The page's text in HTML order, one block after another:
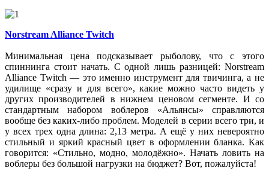
Norstream Alliance Twitch
Минимальная цена подсказывает рыболову, что с этого
спиннинга стоит начать. С одной лишь разницей: Norstream
Alliance Twitch — это именно инструмент для твичинга, а не
удилище «сразу и для всего», какие можно часто видеть у
других производителей в нижнем ценовом сегменте. И со
стандартным набором воблеров «Альянсы» справляются
вообще без каких-либо проблем. Моделей в серии всего три, и
у всех трех одна длина: 2,13 метра. А ещё у них невероятно
стильный и яркий красный цвет в оформлении бланка. Как
говорится: «Стильно, модно, молодёжно». Начать ловить на
воблеры без большой нагрузки на бюджет? Вот, пожалуйста!